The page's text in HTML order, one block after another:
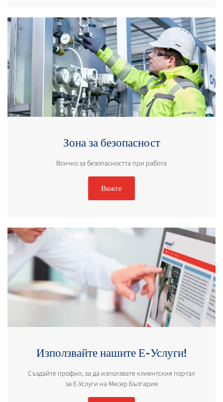
Зона за безопасност
Всичко за безопасността при работа
Вижте
Използвайте нашите Е-Услуги!
Създайте профил, за да използвате клиентския портал
за Е-Услуги на Месер България